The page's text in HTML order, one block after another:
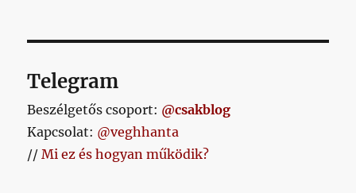
Telegram
Beszélgetős csoport: @csakblog
Kapcsolat: @veghhanta
//Mi ez és hogyan működik?